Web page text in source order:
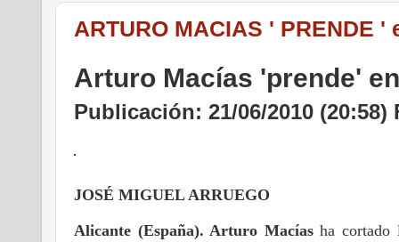
ARTURO MACIAS ' PRENDE '
Arturo Macías 'prende'
Publicación: 21/06/2010
JOSÉ MIGUEL ARRUEGO
Alicante (España). Arturo Macíasha cortado